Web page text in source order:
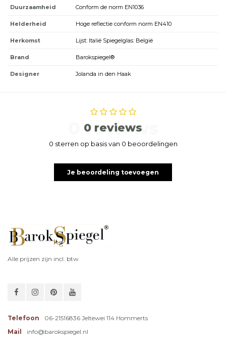
Duurzaamheid Conform de norm EN1036
Helderheid Hoge reflectie conform norm EN410
Herkomst Lijst: Italië Spiegelglas: België
Brand Barokspiegel®
Designer Jolanda in den Haak
0 reviews
0 reviews
0 sterren op basis van 0 beoordelingen
Je beoordeling toevoegen
Alle prijzen zijn incl. btw
Telefoon
06-21516836 Jeltewei 114 Hommerts
Mail
info@barokspiegel.nl